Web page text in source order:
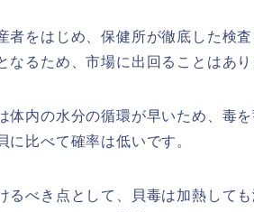
者をはじめ、保健所が徹底した検
なるため、市場に出回ることはあり
体内の水分の循環が早いため、毒
に比べて確率は低いです。
るべき点として、貝毒は加熱して